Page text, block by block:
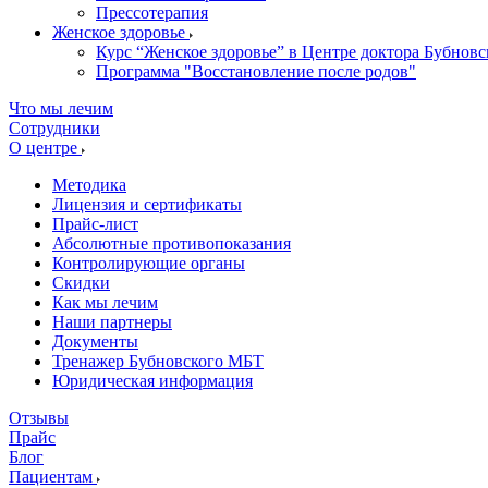
Прессотерапия
Женское здоровье
Курс “Женское здоровье” в Центре доктора
Программа "Восстановление после родов"
Что мы лечим
Сотрудники
О центре
Методика
Лицензия и сертификаты
Прайс-лист
Абсолютные противопоказания
Контролирующие органы
Скидки
Как мы лечим
Наши партнеры
Документы
Тренажер Бубновского МБТ
Юридическая информация
Отзывы
Прайс
Блог
Пациентам